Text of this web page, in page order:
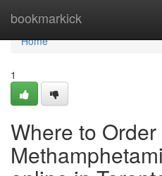
bookmarkick
Home
Home
1
Where to